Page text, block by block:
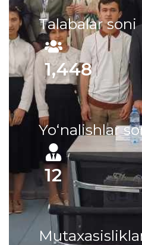
Talabalar soni
1,448
Yo‘nalishlar
12